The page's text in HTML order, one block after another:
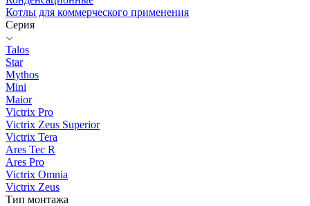
Котлы для коммерческого применения
Серия
Talos
Star
Mythos
Mini
Maior
Victrix Pro
Victrix Zeus Superior
Victrix Tera
Ares Tec R
Ares Pro
Victrix Omnia
Victrix Zeus
Тип монтажа